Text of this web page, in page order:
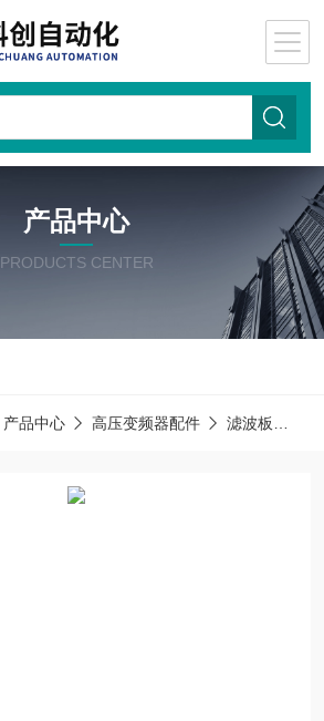
产品中心
PRODUCTS CENTER
产品中心 高压变频器配件 滤波板